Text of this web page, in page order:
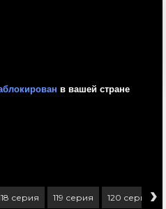
серия 119 серия 120 серия›